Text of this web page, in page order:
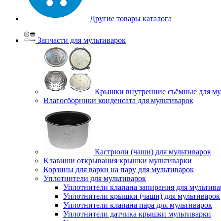
Другие товары каталога
Запчасти для мультиварок
Крышки внутренние съёмные для
Влагосборники конденсата для мультиварок
Кастрюли (чаши) для мультиварок
Клавиши открывания крышки мультиварки
Корзины для варки на пару для мультиварок
Уплотнители для мультиварок
Уплотнители клапана запирания для
Уплотнители крышки (чаши) для мультиварок
Уплотнители клапана пара для мультиварок
Уплотнители датчика крышки мультиварки